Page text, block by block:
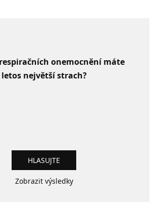
onemocnění máte
letos největší strach?
Zobrazit výsledky